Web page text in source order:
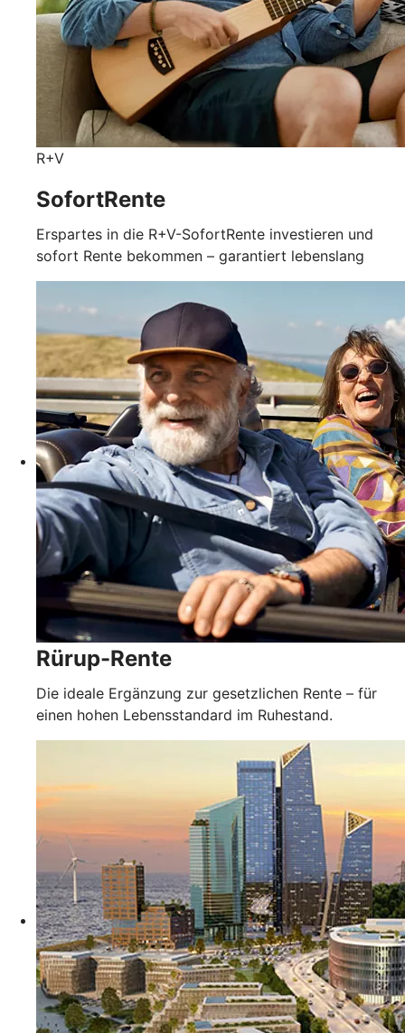
R+V
SofortRente
Erspartes in die R+V-SofortRente investieren und
sofort Rente bekommen – garantiert lebenslang
Rürup-Rente
Die ideale Ergänzung zur gesetzlichen Rente – für
einen hohen Lebensstandard im Ruhestand.